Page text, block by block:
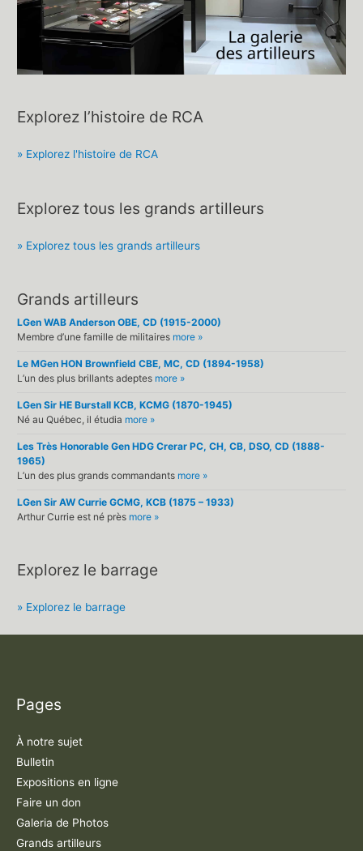
Explorez l’histoire de RCA
» Explorez l'histoire de RCA
Explorez tous les grands artilleurs
» Explorez tous les grands artilleurs
Grands artilleurs
LGen WAB Anderson OBE, CD (1915-2000)
Membre d’une famille de militaires more »
Le MGen HON Brownfield CBE, MC, CD (1894-1958)
L’un des plus brillants adeptes more »
LGen Sir HE Burstall KCB, KCMG (1870-1945)
Né au Québec, il étudia more »
Les Très Honorable Gen HDG Crerar PC, CH, CB, DSO, CD (1888-
1965)
L’un des plus grands commandants more »
LGen Sir AW Currie GCMG, KCB (1875 – 1933)
Arthur Currie est né près more »
Explorez le barrage
» Explorez le barrage
Pages
À notre sujet
Bulletin
Expositions en ligne
Faire un don
Galeria de Photos
Grands artilleurs